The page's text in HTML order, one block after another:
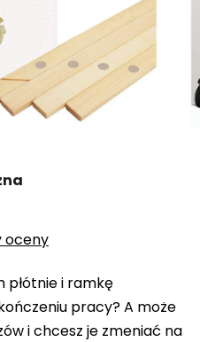
płótnie i ramkę
pracy? A może
i chcesz je zmeniać na
oceny